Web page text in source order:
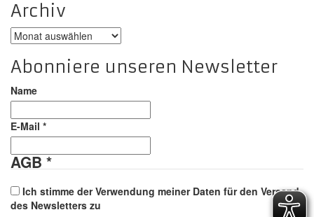
Archiv
Archiv
Abonniere unseren Newsletter
Name
E-Mail *
AGB*
Ich stimme der Verwendung meiner Daten für den Versand
des Newsletters zu